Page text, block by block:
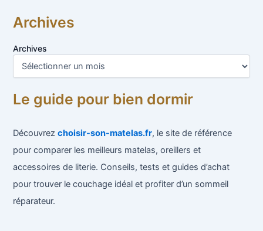
Archives
Archives
Le guide pour bien dormir
Découvrezchoisir-son-matelas.fr, le site de référence
pour comparer les meilleurs matelas, oreillers et
accessoires de literie. Conseils, tests et guides d’achat
pour trouver le couchage idéal et profiter d’un sommeil
réparateur.